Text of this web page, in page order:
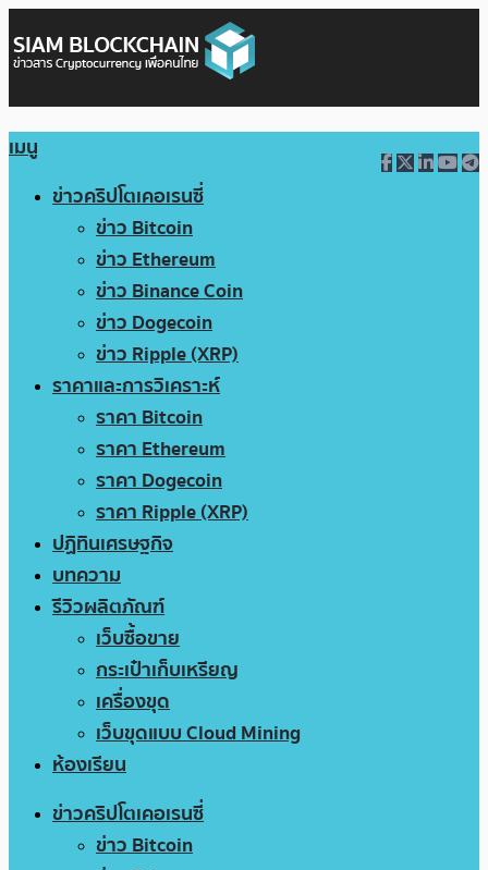
เมนู
ข่าวคริปโตเคอเรนซี่
ข่าว Bitcoin
ข่าว Ethereum
ข่าว Binance Coin
ข่าว Dogecoin
ข่าว Ripple (XRP)
ราคาและการวิเคราะห์
ราคา Bitcoin
ราคา Ethereum
ราคา Dogecoin
ราคา Ripple (XRP)
ปฏิทินเศรษฐกิจ
บทความ
รีวิวผลิตภัณฑ์
เว็บซื้อขาย
กระเป๋าเก็บเหรียญ
เครื่องขุด
เว็บขุดแบบ Cloud Mining
ห้องเรียน
ข่าวคริปโตเคอเรนซี่
ข่าว Bitcoin